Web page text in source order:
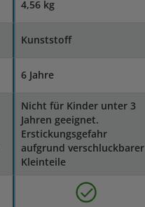
4,56 kg
Kunststoff
6 Jahre
Nicht für Kinder unter 3
Jahren geeignet.
Erstickungsgefahr
aufgrund verschluckbarer
Kleinteile